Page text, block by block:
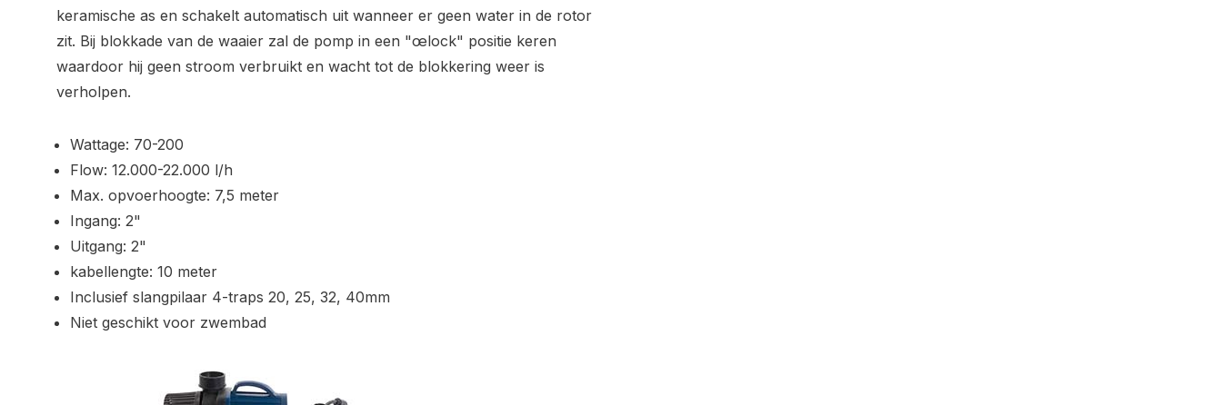
keramische as en schakelt automatisch uit wanneer er geen water in de rotor
zit. Bij blokkade van de waaier zal de pomp in een "œlock" positie keren
waardoor hij geen stroom verbruikt en wacht tot de blokkering weer is
verholpen.
Wattage: 70-200
Flow: 12.000-22.000 l/h
Max. opvoerhoogte: 7,5 meter
Ingang: 2"
Uitgang: 2"
kabellengte: 10 meter
Inclusief slangpilaar 4-traps 20, 25, 32, 40mm
Niet geschikt voor zwembad